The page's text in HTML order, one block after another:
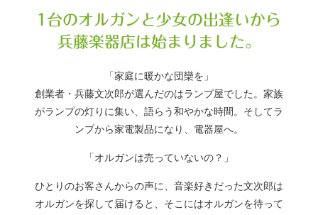
1台のオルガンと少女の出逢いから
兵藤楽器店は始まりました。
「家庭に暖かな団欒を」
創業者・兵藤文次郎が選んだのはランプ屋でした。家族
がランプの灯りに集い、語らう和やかな時間。そしてラ
ンプから家電製品になり、電器屋へ。
「オルガンは売っていないの？」
ひとりのお客さんからの声に、音楽好きだった文次郎は
オルガンを探して届けると、そこにはオルガンを待って